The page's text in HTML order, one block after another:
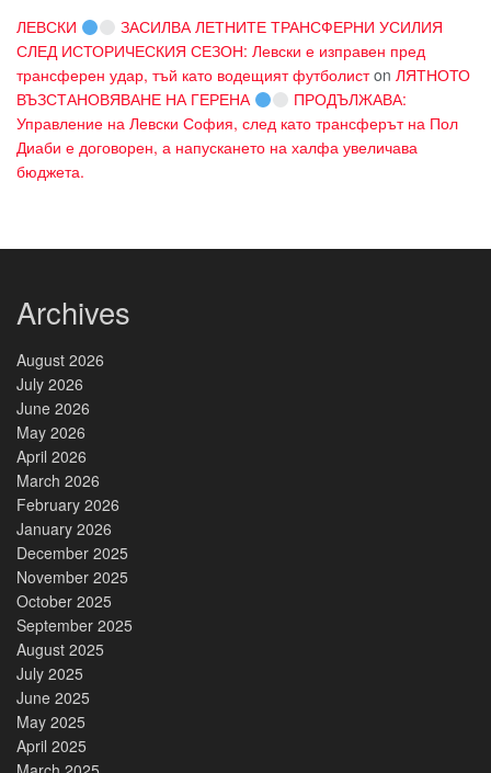
ЛЕВСКИ
ЗАСИЛВА ЛЕТНИТЕ ТРАНСФЕРНИ УСИЛИЯ
СЛЕД ИСТОРИЧЕСКИЯ СЕЗОН: Левски е изправен пред
трансферен удар, тъй като водещият футболистon ЛЯТНОТО
ВЪЗСТАНОВЯВАНЕ НА ГЕРЕНА
ПРОДЪЛЖАВА:
Управление на Левски София, след като трансферът на Пол
Диаби е договорен, а напускането на халфа увеличава
бюджета.
Archives
August 2026
July 2026
June 2026
May 2026
April 2026
March 2026
February 2026
January 2026
December 2025
November 2025
October 2025
September 2025
August 2025
July 2025
June 2025
May 2025
April 2025